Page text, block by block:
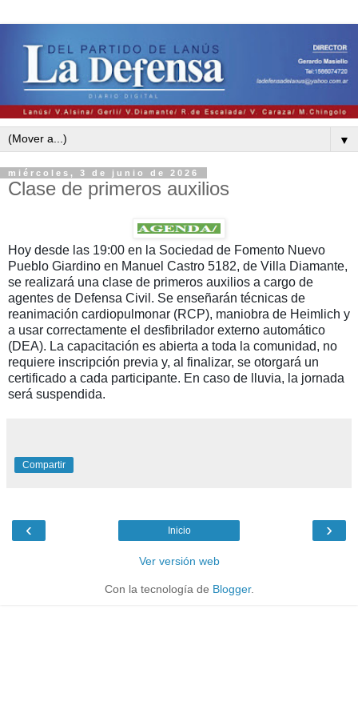
▼
miércoles, 3 de junio de 2026
Clase de primeros auxilios
Hoy desde las 19:00 en la Sociedad de Fomento Nuevo
Pueblo Giardino en Manuel Castro 5182, de Villa Diamante,
se realizará una clase de primeros auxilios a cargo de
agentes de Defensa Civil. Se enseñarán técnicas de
reanimación cardiopulmonar (RCP), maniobra de Heimlich y
a usar correctamente el desfibrilador externo automático
(DEA). La capacitación es abierta a toda la comunidad, no
requiere inscripción previa y, al finalizar, se otorgará un
certificado a cada participante. En caso de lluvia, la jornada
será suspendida.
Compartir
‹ ›
Inicio
Ver versión web
Con la tecnología de Blogger.